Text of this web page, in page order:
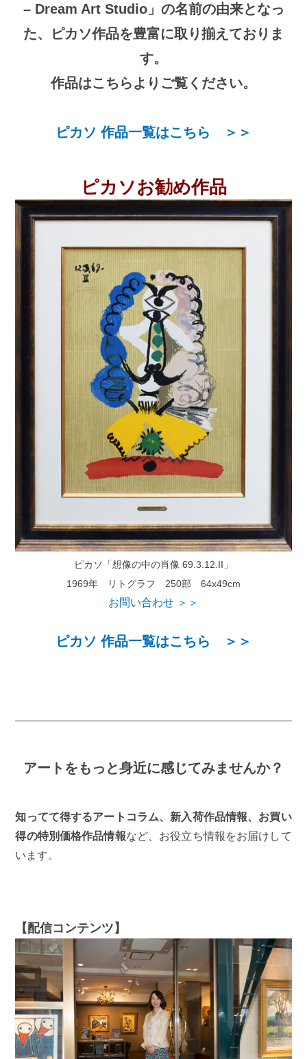
– Dream Art Studio」の名前の由来となっ
た、ピカソ作品を豊富に取り揃えておりま
す。
作品はこちらよりご覧ください。
ピカソ 作品一覧はこちら ＞＞
ピカソお勧め作品
ピカソ「想像の中の肖像 69.3.12.II」
1969年 リトグラフ 250部 64x49cm
お問い合わせ ＞＞
ピカソ 作品一覧はこちら ＞＞
アートをもっと身近に感じてみませんか？
知ってて得するアートコラム、新入荷作品情報、お買い
得の特別価格作品情報など、お役立ち情報をお届けして
います。
【配信コンテンツ】